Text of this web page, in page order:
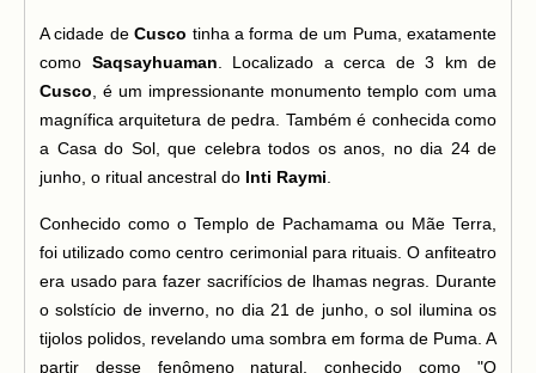
A cidade deCusco tinha a forma de um Puma, exatamente
como Saqsayhuaman . Localizado a cerca de 3 km de
Cusco , é um impressionante monumento templo com uma
magnífica arquitetura de pedra. Também é conhecida como
a Casa do Sol, que celebra todos os anos, no dia 24 de
junho, o ritual ancestral do Inti Raymi
Conhecido como o Templo de Pachamama ou Mãe Terra,
foi utilizado como centro cerimonial para rituais. O anfiteatro
era usado para fazer sacrifícios de lhamas negras. Durante
o solstício de inverno, no dia 21 de junho, o sol ilumina os
tijolos polidos, revelando uma sombra em forma de Puma. A
partir desse fenômeno natural, conhecido como "O